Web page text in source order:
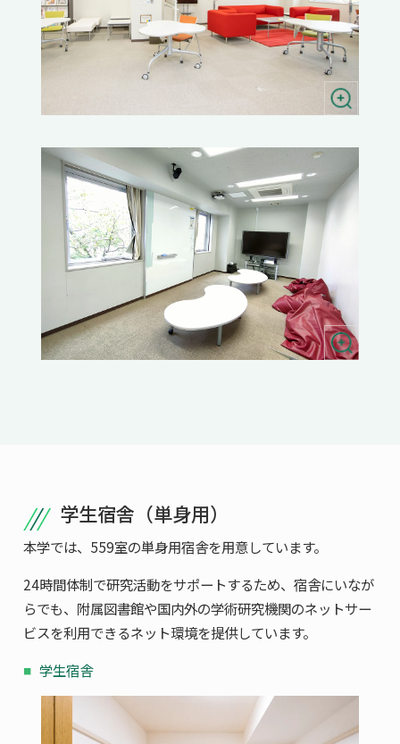
学生宿舎（単身用）
本学では、559室の単身用宿舎を用意しています。
24時間体制で研究活動をサポートするため、宿舎にいなが
らでも、附属図書館や国内外の学術研究機関のネットサー
ビスを利用できるネット環境を提供しています。
学生宿舎